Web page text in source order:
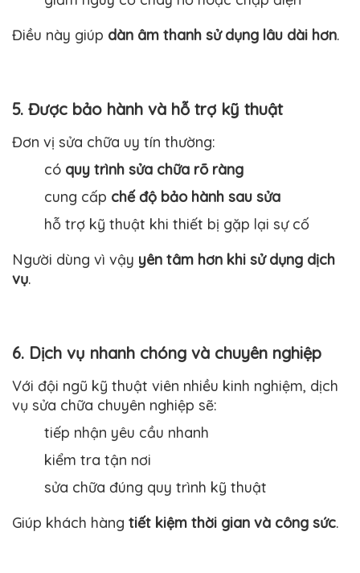
Điều này giúp dàn âm thanh sử dụng lâu dài hơn.
5. Được bảo hành và hỗ trợ kỹ thuật
Đơn vị sửa chữa uy tín thường:
có quy trình sửa chữa rõ ràng
cung cấp chế độ bảo hành sau sửa
hỗ trợ kỹ thuật khi thiết bị gặp lại sự cố
Người dùng vì vậy yên tâm hơn khi sử dụng dịch
vụ.
6. Dịch vụ nhanh chóng và chuyên nghiệp
Với đội ngũ kỹ thuật viên nhiều kinh nghiệm, dịch
vụ sửa chữa chuyên nghiệp sẽ:
tiếp nhận yêu cầu nhanh
kiểm tra tận nơi
sửa chữa đúng quy trình kỹ thuật
Giúp khách hàng tiết kiệm thời gian và công sức.